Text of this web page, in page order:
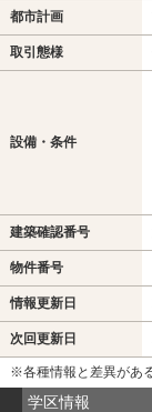
都市計画
取引態様
設備・条件
建築確認番号
物件番号
情報更新日
次回更新日
※各種情報と差異があ
学区情報